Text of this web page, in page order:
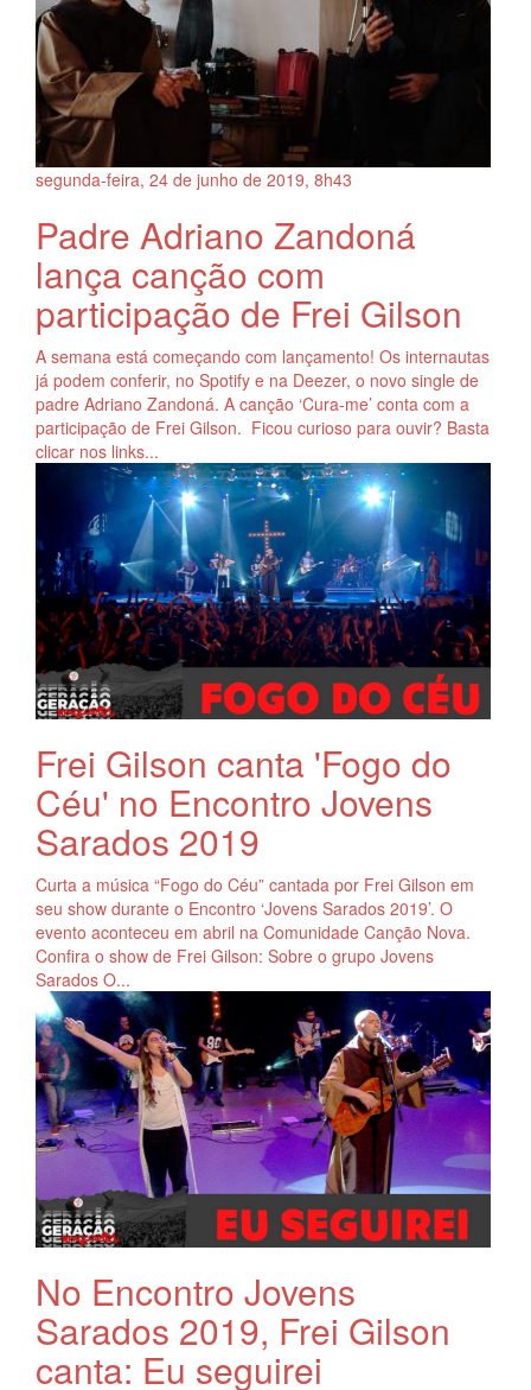
segunda-feira, 24 de junho de 2019, 8h43
Padre Adriano Zandoná
lança canção com
participação de Frei Gilson
A semana está começando com lançamento! Os internautas
já podem conferir, no Spotify e na Deezer, o novo single de
padre Adriano Zandoná. A canção ‘Cura-me’ conta com a
participação de Frei Gilson. Ficou curioso para ouvir? Basta
clicar nos links...
Frei Gilson canta 'Fogo do
Céu' no Encontro Jovens
Sarados 2019
Curta a música “Fogo do Céu” cantada por Frei Gilson em
seu show durante o Encontro ‘Jovens Sarados 2019’. O
evento aconteceu em abril na Comunidade Canção Nova.
Confira o show de Frei Gilson: Sobre o grupo Jovens
Sarados O...
No Encontro Jovens
Sarados 2019, Frei Gilson
canta: Eu seguirei